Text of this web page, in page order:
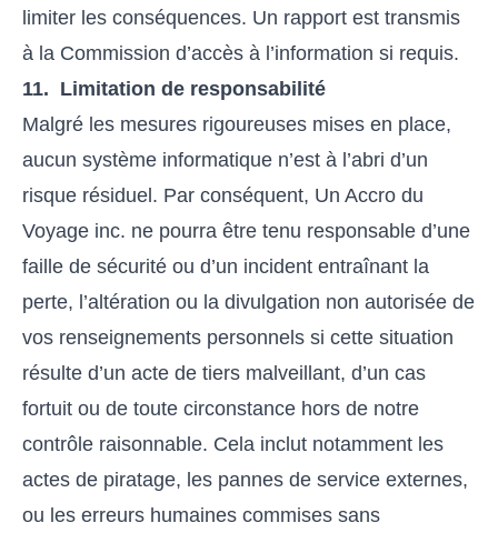
limiter les conséquences. Un rapport est transmis
à la Commission d’accès à l’information si requis.
11. Limitation de responsabilité
Malgré les mesures rigoureuses mises en place,
aucun système informatique n’est à l’abri d’un
risque résiduel. Par conséquent, Un Accro du
Voyage inc. ne pourra être tenu responsable d’une
faille de sécurité ou d’un incident entraînant la
perte, l’altération ou la divulgation non autorisée de
vos renseignements personnels si cette situation
résulte d’un acte de tiers malveillant, d’un cas
fortuit ou de toute circonstance hors de notre
contrôle raisonnable. Cela inclut notamment les
actes de piratage, les pannes de service externes,
ou les erreurs humaines commises sans